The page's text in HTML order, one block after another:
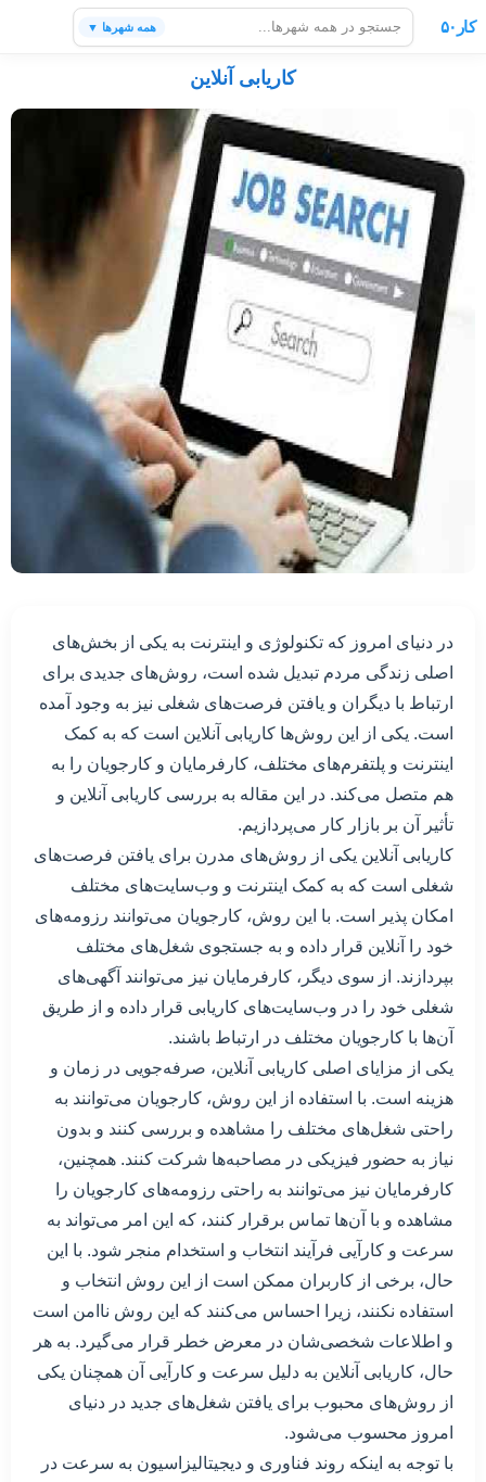
کار۵۰ همه شهرها ▼
کاریابی آنلاین
در دنیای امروز که تکنولوژی و اینترنت به یکی از بخش‌های
اصلی زندگی مردم تبدیل شده است، روش‌های جدیدی برای
ارتباط با دیگران و یافتن فرصت‌های شغلی نیز به وجود آمده
است. یکی از این روش‌ها کاریابی آنلاین است که به کمک
اینترنت و پلتفرم‌های مختلف، کارفرمایان و کارجویان را به
هم متصل می‌کند. در این مقاله به بررسی کاریابی آنلاین و
تأثیر آن بر بازار کار می‌پردازیم.
کاریابی آنلاین یکی از روش‌های مدرن برای یافتن فرصت‌های
شغلی است که به کمک اینترنت و وب‌سایت‌های مختلف
امکان پذیر است. با این روش، کارجویان می‌توانند رزومه‌های
خود را آنلاین قرار داده و به جستجوی شغل‌های مختلف
بپردازند. از سوی دیگر، کارفرمایان نیز می‌توانند آگهی‌های
شغلی خود را در وب‌سایت‌های کاریابی قرار داده و از طریق
آن‌ها با کارجویان مختلف در ارتباط باشند.
یکی از مزایای اصلی کاریابی آنلاین، صرفه‌جویی در زمان و
هزینه است. با استفاده از این روش، کارجویان می‌توانند به
راحتی شغل‌های مختلف را مشاهده و بررسی کنند و بدون
نیاز به حضور فیزیکی در مصاحبه‌ها شرکت کنند. همچنین،
کارفرمایان نیز می‌توانند به راحتی رزومه‌های کارجویان را
مشاهده و با آن‌ها تماس برقرار کنند، که این امر می‌تواند به
سرعت و کارآیی فرآیند انتخاب و استخدام منجر شود. با این
حال، برخی از کاربران ممکن است از این روش انتخاب و
استفاده نکنند، زیرا احساس می‌کنند که این روش ناامن است
و اطلاعات شخصی‌شان در معرض خطر قرار می‌گیرد. به هر
حال، کاریابی آنلاین به دلیل سرعت و کارآیی آن همچنان یکی
از روش‌های محبوب برای یافتن شغل‌های جدید در دنیای
امروز محسوب می‌شود.
با توجه به اینکه روند فناوری و دیجیتالیزاسیون به سرعت در